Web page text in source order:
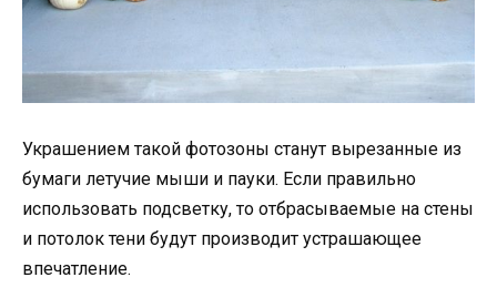
Украшением такой фотозоны станут вырезанные из
бумаги летучие мыши и пауки. Если правильно
использовать подсветку, то отбрасываемые на стены
и потолок тени будут производит устрашающее
впечатление.